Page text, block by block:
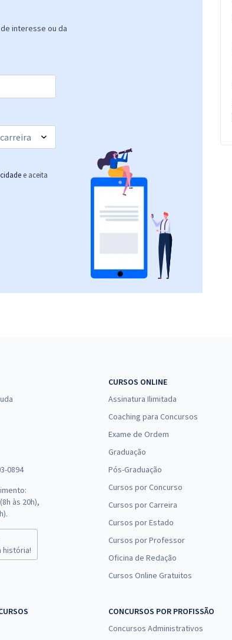
interesse ou da
e aceita
0894
às 20h),
história!
CURSOS ONLINE
Assinatura Ilimitada
Coaching para Concursos
Exame de Ordem
Graduação
Pós-Graduação
Cursos por Concurso
Cursos por Carreira
Cursos por Estado
Cursos por Professor
Oficina de Redação
Cursos Online Gratuitos
CONCURSOS POR PROFISSÃO
Concursos Administrativos